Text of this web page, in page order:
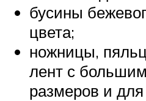
бусины
цвета;
ножницы,
лент с
размеров и